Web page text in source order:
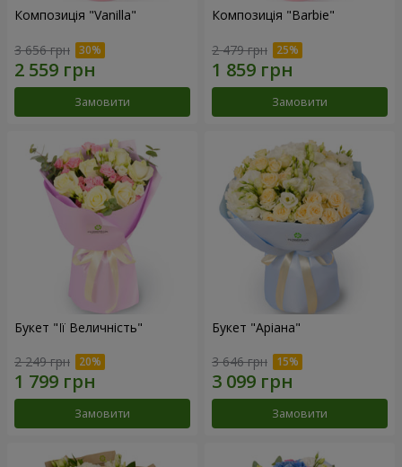
Композиція "Vanilla"
3 656 грн
Замовити
Композиція "Barbie"
2 479 грн
Замовити
Букет "Її Величність"
2 249 грн
Замовити
Букет "Аріана"
3 646 грн
Замовити